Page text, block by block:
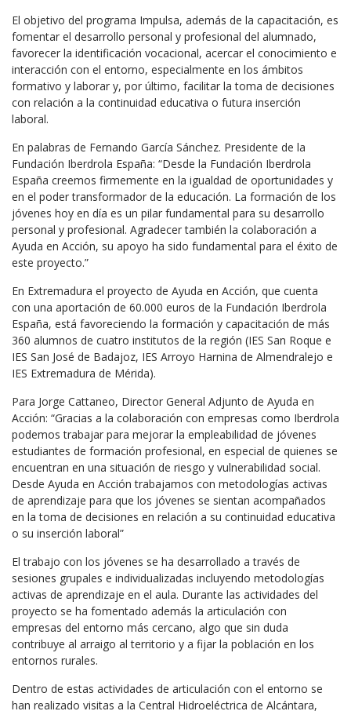
El objetivo del programa Impulsa, además de la capacitación, es
fomentar el desarrollo personal y profesional del alumnado,
favorecer la identificación vocacional, acercar el conocimiento e
interacción con el entorno, especialmente en los ámbitos
formativo y laborar y, por último, facilitar la toma de decisiones
con relación a la continuidad educativa o futura inserción
laboral.
En palabras de Fernando García Sánchez. Presidente de la
Fundación Iberdrola España: “Desde la Fundación Iberdrola
España creemos firmemente en la igualdad de oportunidades y
en el poder transformador de la educación. La formación de los
jóvenes hoy en día es un pilar fundamental para su desarrollo
personal y profesional. Agradecer también la colaboración a
Ayuda en Acción, su apoyo ha sido fundamental para el éxito de
este proyecto.”
En Extremadura el proyecto de Ayuda en Acción, que cuenta
con una aportación de 60.000 euros de la Fundación Iberdrola
España, está favoreciendo la formación y capacitación de más
360 alumnos de cuatro institutos de la región (IES San Roque e
IES San José de Badajoz, IES Arroyo Harnina de Almendralejo e
IES Extremadura de Mérida).
Para Jorge Cattaneo, Director General Adjunto de Ayuda en
Acción: “Gracias a la colaboración con empresas como Iberdrola
podemos trabajar para mejorar la empleabilidad de jóvenes
estudiantes de formación profesional, en especial de quienes se
encuentran en una situación de riesgo y vulnerabilidad social.
Desde Ayuda en Acción trabajamos con metodologías activas
de aprendizaje para que los jóvenes se sientan acompañados
en la toma de decisiones en relación a su continuidad educativa
o su inserción laboral”
El trabajo con los jóvenes se ha desarrollado a través de
sesiones grupales e individualizadas incluyendo metodologías
activas de aprendizaje en el aula. Durante las actividades del
proyecto se ha fomentado además la articulación con
empresas del entorno más cercano, algo que sin duda
contribuye al arraigo al territorio y a fijar la población en los
entornos rurales.
Dentro de estas actividades de articulación con el entorno se
han realizado visitas a la Central Hidroeléctrica de Alcántara,